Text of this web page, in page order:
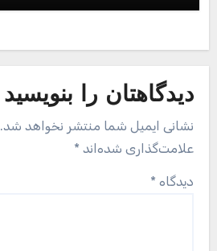
دیدگاهتان را بنویسید
نشانی ایمیل شما منتشر نخواهد شد.
علامت‌گذاری شده‌اند *
دیدگاه *